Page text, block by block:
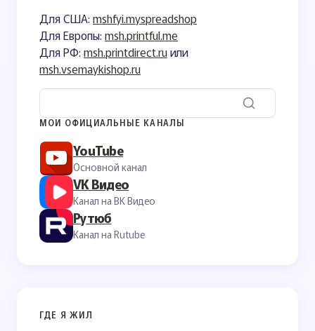
Для США: mshfyi.myspreadshop
Для Европы: msh.printful.me
Для РФ: msh.printdirect.ruили
msh.vsemaykishop.ru
МОИ ОФИЦИАЛЬНЫЕ КАНАЛЫ
YouTube
Основной канал
VK Видео
Канал на ВК Видео
Рутюб
Канал на Rutube
ГДЕ Я ЖИЛ